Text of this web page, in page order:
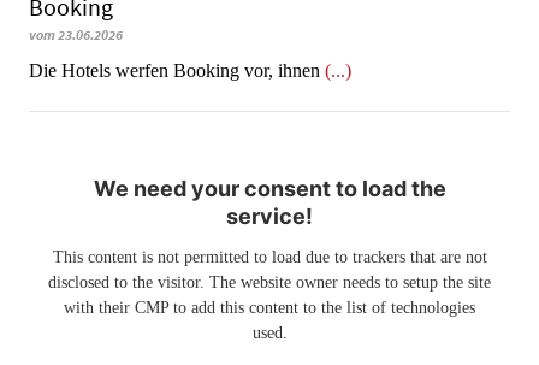
Booking
vom 23.06.2026
​​​​​​​Die Hotels werfen Booking vor, ihnen (...)
We need your consent to load the
service!
This content is not permitted to load due to trackers that are not
disclosed to the visitor. The website owner needs to setup the site
with their CMP to add this content to the list of technologies
used.